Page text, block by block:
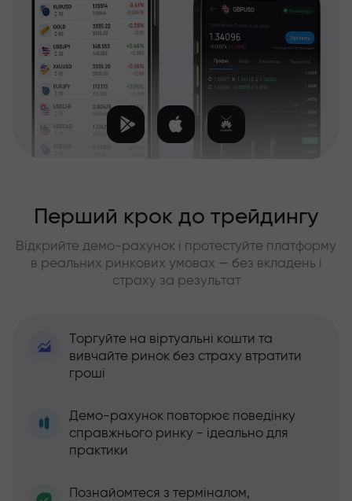
Перший крок до трейдингу
Відкрийте демо-рахунок і протестуйте платформу
в реальних ринкових умовах — без вкладень і
страху за результат
Торгуйте на віртуальні кошти та
вивчайте ринок без страху втратити
гроші
Демо-рахунок повторює поведінку
справжнього ринку - ідеально для
практики
Познайомтеся з терміналом,